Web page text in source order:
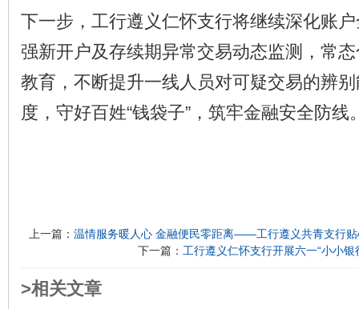
下一步，工行遵义仁怀支行将继续深化账
强新开户及存续期异常交易动态监测，常
教育，不断提升一线人员对可疑交易的辨
度，守好百姓“钱袋子”，筑牢金融安全防线
上一篇： 温情服务暖人心 金融便民零距离——工行遵义共青支行贴
下一篇： 工行遵义仁怀支行开展六一“小小
>相关文章